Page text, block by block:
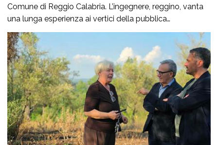
Comune di Reggio Calabria. L’ingegnere, reggino, vanta
una lunga esperienza ai vertici della pubblica
amministrazione e della gestione delle infrastrutture in
Calabria ed in Sicilia. È stato Vice Direttore regionale
Anas Sicilia, Capo Compartimento Anas Calabria,
Direttore generale della Regione Calabria e Direttore
generale della ItalConsult Spa, […]